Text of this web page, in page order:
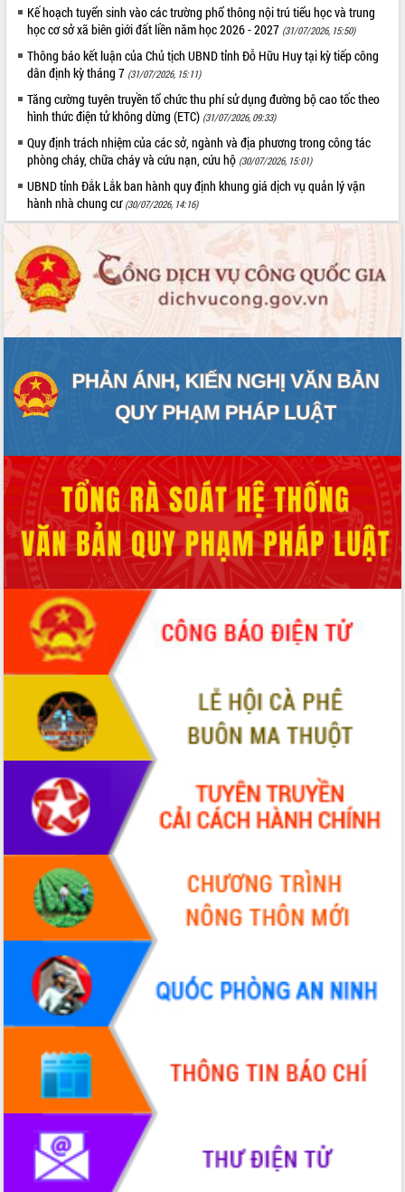
Kế hoạch tuyển sinh vào các trường phổ thông nội trú tiểu học và trung
học cơ sở xã biên giới đất liền năm học 2026 - 2027 (31/07/2026, 15:50)
Thông báo kết luận của Chủ tịch UBND tỉnh Đỗ Hữu Huy tại kỳ tiếp công
dân định kỳ tháng 7 (31/07/2026, 15:11)
Tăng cường tuyên truyền tổ chức thu phí sử dụng đường bộ cao tốc theo
hình thức điện tử không dừng (ETC) (31/07/2026, 09:33)
Quy định trách nhiệm của các sở, ngành và địa phương trong công tác
phòng cháy, chữa cháy và cứu nạn, cứu hộ (30/07/2026, 15:01)
UBND tỉnh Đắk Lắk ban hành quy định khung giá dịch vụ quản lý vận
hành nhà chung cư (30/07/2026, 14:16)